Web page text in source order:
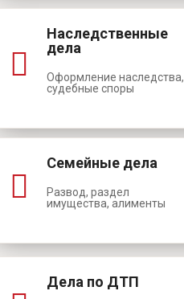
Наследственные
дела
Оформление наследства,
судебные споры
Семейные дела
Развод, раздел
имущества, алименты
Дела по ДТП